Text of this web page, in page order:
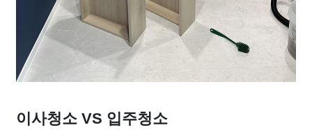
이사청소 VS 입주청소